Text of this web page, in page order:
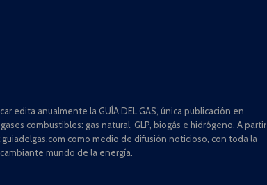
edita anualmente la GUÍA DEL GAS, única publicación en
combustibles: gas natural, GLP, biogás e hidrógeno. A partir
como medio de difusión noticioso, con toda la
mundo de la energía.